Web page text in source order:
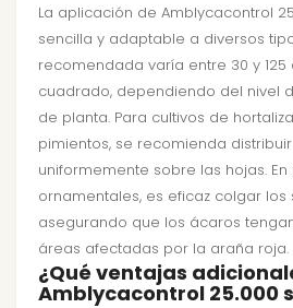
La aplicación de Amblycacontrol
sencilla y adaptable a diversos
recomendada varía entre 30 y
cuadrado, dependiendo del nivel
de planta. Para cultivos de
pimientos, se recomienda
uniformemente sobre las hojas. En
ornamentales, es eficaz colgar los
asegurando que los ácaros
áreas afectadas por la araña roja.
¿Qué ventajas
Amblycacontrol 25.000